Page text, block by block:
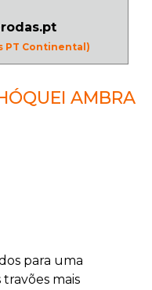
PT Continental)
AMBRA
para uma
mais